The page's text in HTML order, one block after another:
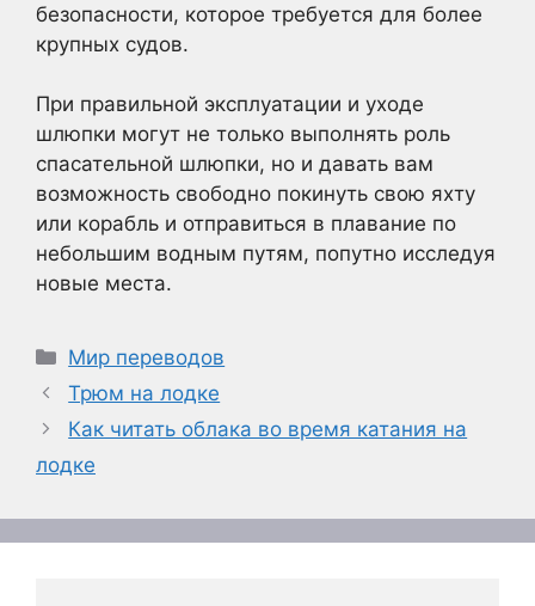
безопасности, которое требуется для более
крупных судов.
При правильной эксплуатации и уходе
шлюпки могут не только выполнять роль
спасательной шлюпки, но и давать вам
возможность свободно покинуть свою яхту
или корабль и отправиться в плавание по
небольшим водным путям, попутно исследуя
новые места.
Рубрики
Мир переводов
Трюм на лодке
Как читать облака во время катания на
лодке